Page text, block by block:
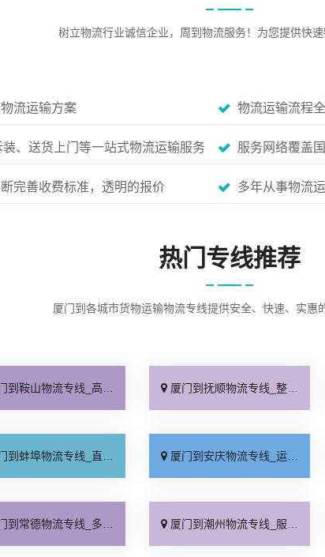
树立物流行业诚信企业，周到物流服务！为您提供快速
流运输方案 物流运输流程
、送货上门等一站式物流运输服务 服务网络覆盖
完善收费标准，透明的报价 多年从事物流
热门专线推荐
厦门到各城市货物运输物流专线提供安全、快速、实惠
鞍山物流专线_高速快运「专线快运」 厦门到抚顺物流专线_整车配货「要几天到」
蚌埠物流专线_直通专线「专业可靠」 厦门到安庆物流专线_运费多少「全程无虑」
常德物流专线_多久能到「专线查询」 厦门到潮州物流专线_服务周到「限时必达」